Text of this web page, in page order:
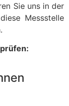
Sie uns in der
Messstelle